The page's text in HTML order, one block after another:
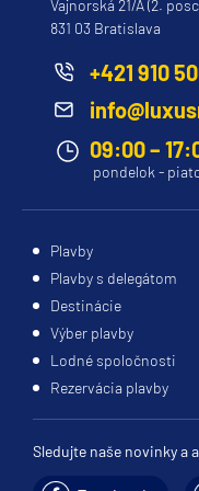
Princess
Caribbean
Coral
Crown
Diamond
Emerald
Enchanted
Grand
Island
Regal
Royal
Vajnorská 21/A (2.
831 03 Bratislava
+421 910
09:00 –
pondelok -
Plavby
Plavby s delegátom
Destinácie
Výber plavby
Lodné spoločnosti
Rezervácia plavby
Sledujte naše novinky a